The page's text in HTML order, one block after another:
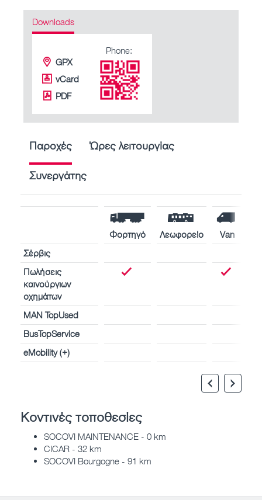
Downloads
GPX
vCard
PDF
Phone:
Παροχές Ώρες λειτουργίας
Συνεργάτης
Φορτηγό Λεωφορείο
Van
Σέρβις
Πωλήσεις
καινούργιων
οχημάτων
MAN TopUsed
BusTopService
eMobility (+)
Κοντινές τοποθεσίες
SOCOVI MAINTENANCE - 0 km
CICAR - 32 km
SOCOVI Bourgogne - 91 km